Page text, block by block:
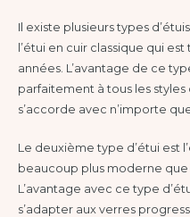
Il existe plusieurs types
l’étui en cuir classique qui
années. L’avantage de ce
parfaitement à tous les
s’accorde avec n’importe
Le deuxième type d’étui est
beaucoup plus moderne que
L’avantage avec ce type
s’adapter aux verres